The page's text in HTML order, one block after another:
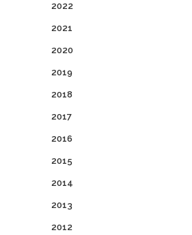
2022
2021
2020
2019
2018
2017
2016
2015
2014
2013
2012